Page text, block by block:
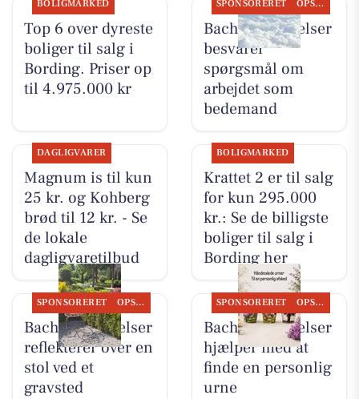
BOLIGMARKED
Top 6 over dyreste
boliger til salg i
Bording. Priser op
til 4.975.000 kr
SPONSORERET OPSLAGSTAVLEN
Bachs Begravelser
besvarer
spørgsmål om
arbejdet som
bedemand
DAGLIGVARER
Magnum is til kun
25 kr. og Kohberg
brød til 12 kr. - Se
de lokale
dagligvaretilbud
BOLIGMARKED
Krattet 2 er til salg
for kun 295.000
kr.: Se de billigste
boliger til salg i
Bording her
SPONSORERET OPSLAGSTAVLEN
Bachs Begravelser
reflekterer over en
stol ved et
gravsted
SPONSORERET OPSLAGSTAVLEN
Bachs Begravelser
hjælper med at
finde en personlig
urne